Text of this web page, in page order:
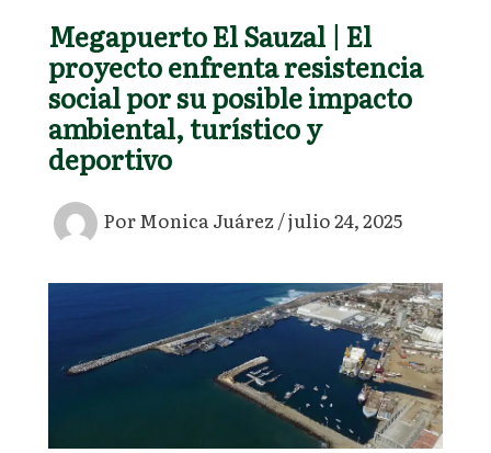
Megapuerto El Sauzal | El
proyecto enfrenta resistencia
social por su posible impacto
ambiental, turístico y
deportivo
PorMonica Juárez/julio 24, 2025